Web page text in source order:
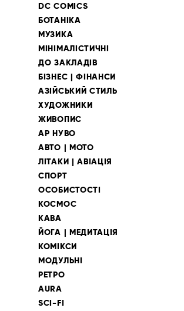
DC COMICS
БОТАНІКА
МУЗИКА
МІНІМАЛІСТИЧНІ
ДО ЗАКЛАДІВ
БІЗНЕС | ФІНАНСИ
АЗІЙСЬКИЙ СТИЛЬ
ХУДОЖНИКИ
ЖИВОПИС
АР НУВО
АВТО | МОТО
ЛІТАКИ | АВІАЦІЯ
СПОРТ
ОСОБИСТОСТІ
КОСМОС
КАВА
ЙОГА | МЕДИТАЦІЯ
КОМІКСИ
МОДУЛЬНІ
РЕТРО
AURA
SCI-FI